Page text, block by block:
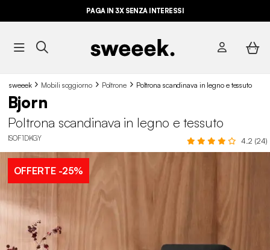
PAGA IN 3X SENZA INTERESSI
sweeek Mobili soggiorno Poltrone Poltrona scandinava in legno e tessuto
Bjorn
Poltrona scandinava in legno e tessuto
ISOF1DKGY 4.2 (24)
OFFERTE-25%